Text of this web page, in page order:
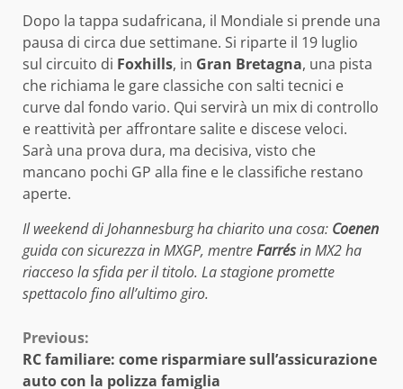
Dopo la tappa sudafricana, il Mondiale si prende una
pausa di circa due settimane. Si riparte il 19 luglio
sul circuito di Foxhills, in Gran Bretagna, una pista
che richiama le gare classiche con salti tecnici e
curve dal fondo vario. Qui servirà un mix di controllo
e reattività per affrontare salite e discese veloci.
Sarà una prova dura, ma decisiva, visto che
mancano pochi GP alla fine e le classifiche restano
aperte.
Il weekend di Johannesburg ha chiarito una cosa: Coenen
guida con sicurezza in MXGP, mentreFarrésin MX2 ha
riacceso la sfida per il titolo. La stagione promette
spettacolo fino all’ultimo giro.
Continue
Reading
Previous:
RC familiare: come risparmiare sull’assicurazione
auto con la polizza famiglia